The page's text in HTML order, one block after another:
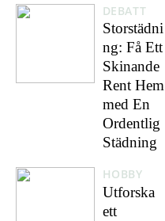
DEBATT
Storstädni
ng: Få Ett
Skinande
Rent Hem
med En
Ordentlig
Städning
HOBBY
Utforska
ett